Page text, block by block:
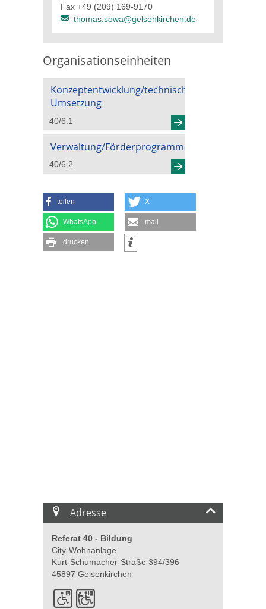
Fax +49 (209) 169-9170
thomas.sowa@gelsenkirchen.de
Organisationseinheiten
Konzeptentwicklung/technische
Umsetzung
40/6.1
Verwaltung/Förderprogramme
40/6.2
teilen X
WhatsApp mail
drucken
Adresse
Referat 40 - Bildung
City-Wohnanlage
Kurt-Schumacher-Straße 394/396
45897 Gelsenkirchen